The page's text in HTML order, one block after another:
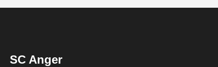
SC Anger